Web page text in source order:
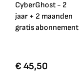
CyberGhost - 2
jaar + 2 maanden
gratis abonnement
€ 45,50